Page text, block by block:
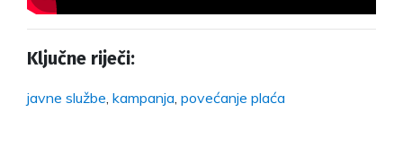
Ključne riječi:
javne službe kampanja povećanje plaća